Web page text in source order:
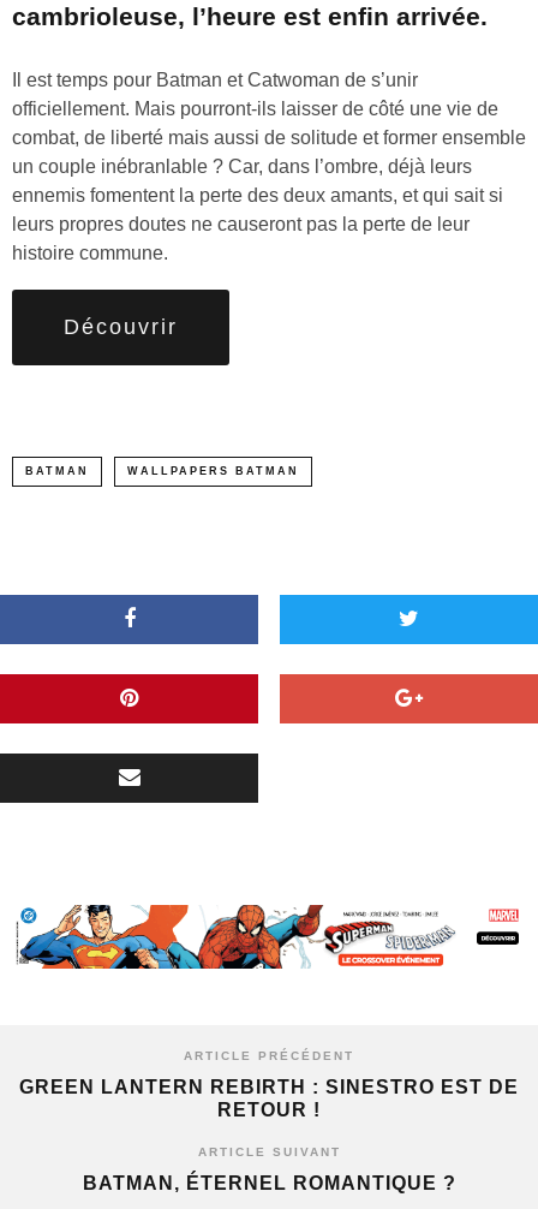
cambrioleuse, l’heure est enfin arrivée.
Il est temps pour Batman et Catwoman de s’unir
officiellement. Mais pourront-ils laisser de côté une vie de
combat, de liberté mais aussi de solitude et former ensemble
un couple inébranlable ? Car, dans l’ombre, déjà leurs
ennemis fomentent la perte des deux amants, et qui sait si
leurs propres doutes ne causeront pas la perte de leur
histoire commune.
Découvrir
BATMAN WALLPAPERS BATMAN
ARTICLE PRÉCÉDENT
GREEN LANTERN REBIRTH : SINESTRO EST DE
RETOUR !
ARTICLE SUIVANT
BATMAN, ÉTERNEL ROMANTIQUE ?